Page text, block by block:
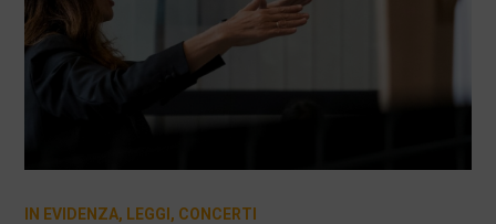
IN EVIDENZA, LEGGI , CONCERTI